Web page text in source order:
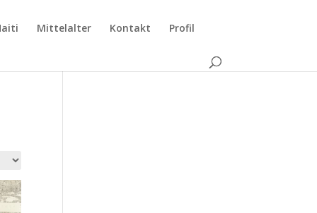
Mittelalter Kontakt Profil